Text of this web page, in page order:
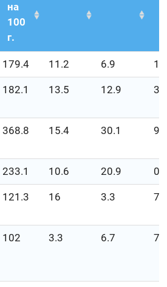
на
100
г.
179.4 11.2 6.9
182.1 13.5 12.9
368.8 15.4 30.1
233.1 10.6 20.9
121.3 16 3.3
102 3.3 6.7